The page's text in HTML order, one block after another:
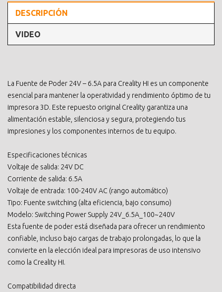
DESCRIPCIÓN
VIDEO
La Fuente de Poder 24V – 6.5A para Creality HI es un componente
esencial para mantener la operatividad y rendimiento óptimo de tu
impresora 3D. Este repuesto original Creality garantiza una
alimentación estable, silenciosa y segura, protegiendo tus
impresiones y los componentes internos de tu equipo.
Especificaciones técnicas
Voltaje de salida: 24V DC
Corriente de salida: 6.5A
Voltaje de entrada: 100-240V AC (rango automático)
Tipo: Fuente switching (alta eficiencia, bajo consumo)
Modelo: Switching Power Supply 24V_6.5A_100~240V
Esta fuente de poder está diseñada para ofrecer un rendimiento
confiable, incluso bajo cargas de trabajo prolongadas, lo que la
convierte en la elección ideal para impresoras de uso intensivo
como la Creality HI.
Compatibilidad directa